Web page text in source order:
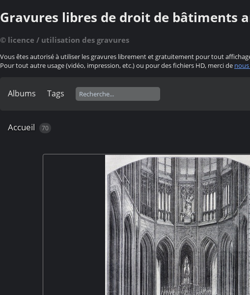
Gravures libres de droit de bâtiments
© licence / utilisation des gravures
Vous êtes autorisé à utiliser les gravures librement et gratuitement pour tout
Pour tout autre usage (vidéo, impression, etc.) ou pour des fichiers HD, merci de
Albums Tags
Accueil 70